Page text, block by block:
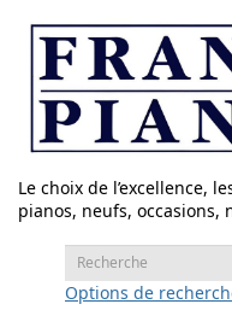
contenu
Le choix de l’excellence,
pianos, neufs,
Recherche
:
Options de